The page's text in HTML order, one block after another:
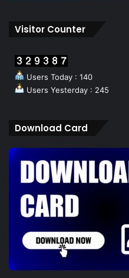
Visitor Counter
Users Today : 140
Users Yesterday : 245
Download Card